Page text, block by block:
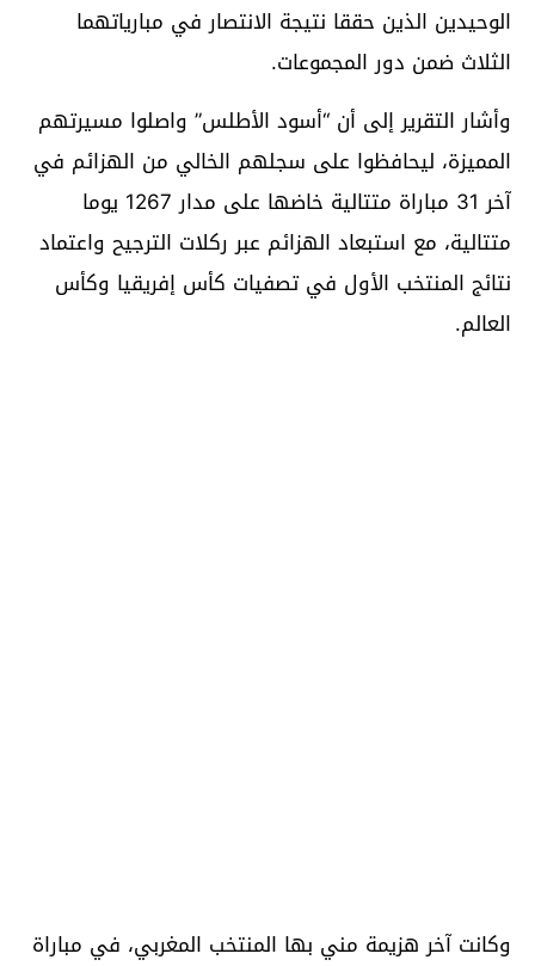
الوحيدين الذين حققا نتيجة الانتصار في مبارياتهما
الثلاث ضمن دور المجموعات.
وأشار التقرير إلى أن “أسود الأطلس” واصلوا مسيرتهم
المميزة، ليحافظوا على سجلهم الخالي من الهزائم في
آخر 31 مباراة متتالية خاضها على مدار 1267 يوما
متتالية، مع استبعاد الهزائم عبر ركلات الترجيح واعتماد
نتائج المنتخب الأول في تصفيات كأس إفريقيا وكأس
العالم.
وكانت آخر هزيمة مني بها المنتخب المغربي، في مباراة